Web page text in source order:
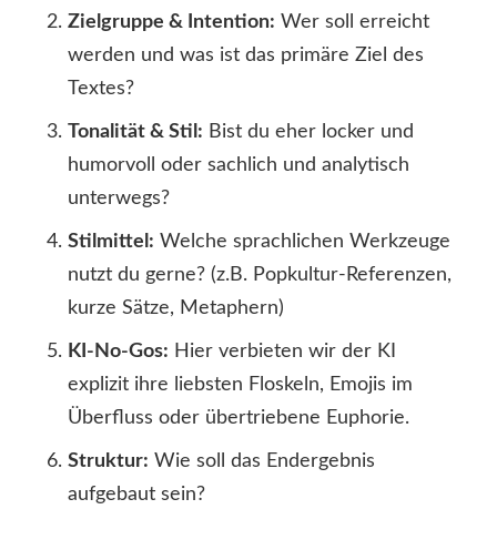
Zielgruppe & Intention: Wer soll erreicht
werden und was ist das primäre Ziel des
Textes?
Tonalität & Stil: Bist du eher locker und
humorvoll oder sachlich und analytisch
unterwegs?
Stilmittel: Welche sprachlichen Werkzeuge
nutzt du gerne? (z.B. Popkultur-Referenzen,
kurze Sätze, Metaphern)
KI-No-Gos: Hier verbieten wir der KI
explizit ihre liebsten Floskeln, Emojis im
Überfluss oder übertriebene Euphorie.
Struktur: Wie soll das Endergebnis
aufgebaut sein?